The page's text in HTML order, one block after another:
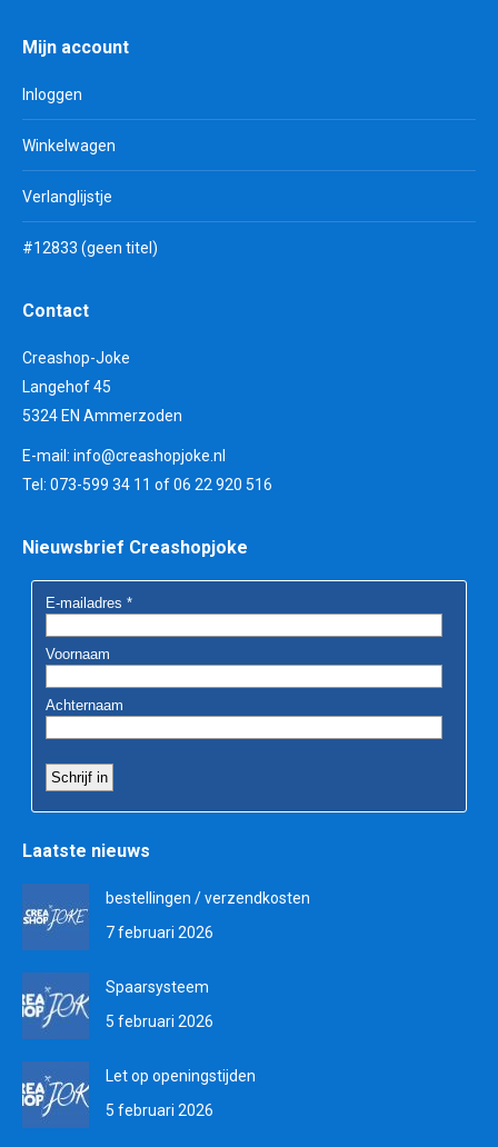
Mijn account
Inloggen
Winkelwagen
Verlanglijstje
#12833 (geen titel)
Contact
Creashop-Joke
Langehof 45
5324 EN Ammerzoden
E-mail: info@creashopjoke.nl
Tel: 073-599 34 11 of 06 22 920 516
Nieuwsbrief Creashopjoke
Laatste nieuws
bestellingen / verzendkosten
7 februari 2026
Spaarsysteem
5 februari 2026
Let op openingstijden
5 februari 2026